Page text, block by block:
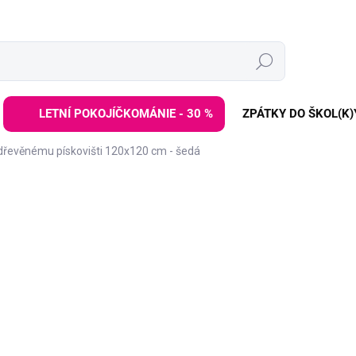
Hledat
LETNÍ POKOJÍČKOMÁNIE - 30 % ZPÁTKY DO
pískovišti 120x120 cm - šedá